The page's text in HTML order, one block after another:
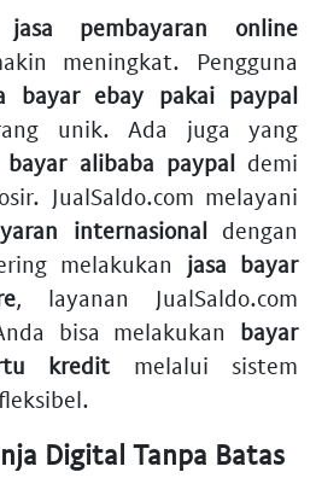
jasa pembayaran online
meningkat. Pengguna
bayar ebay pakai paypal
unik. Ada juga yang
bayar alibaba paypaldemi
JualSaldo.com melayani
internasionaldengan
melakukan jasa bayar
, layanan JualSaldo.com
bisa melakukan bayar
kredit melalui sistem
Digital Tanpa Batas